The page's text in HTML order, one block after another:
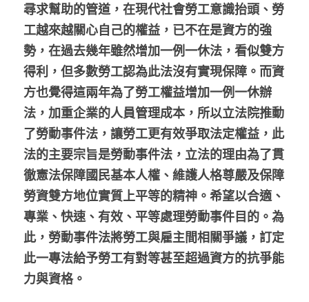
尋求幫助的管道，在現代社會勞工意識抬頭、勞
工越來越關心自己的權益，已不在是資方的強
勢，在過去幾年雖然增加一例一休法，看似雙方
得利，但多數勞工認為此法沒有實現保障。而資
方也覺得這兩年為了勞工權益增加一例一休辦
法，加重企業的人員管理成本，所以立法院推動
了勞動事件法，讓勞工更有效爭取法定權益，此
法的主要宗旨是勞動事件法，立法的理由為了貫
徹憲法保障國民基本人權、維護人格尊嚴及保障
勞資雙方地位實質上平等的精神。希望以合適、
專業、快速、有效、平等處理勞動事件目的。為
此，勞動事件法將勞工與雇主間相關爭議，訂定
此一專法給予勞工有對等甚至超過資方的抗爭能
力與資格。